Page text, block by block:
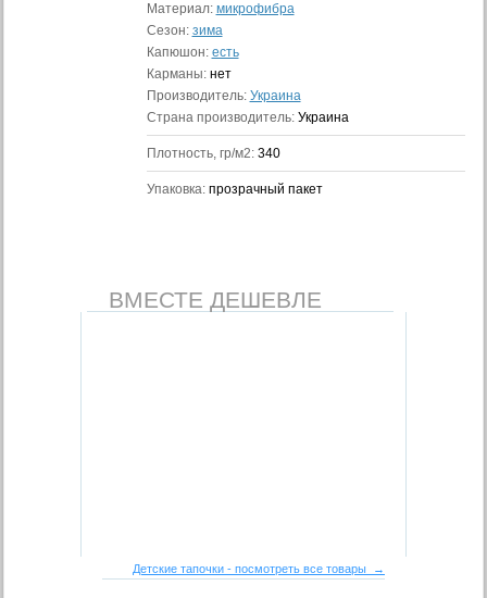
Материал: микрофибра
Сезон: зима
Капюшон: есть
Карманы: нет
Производитель: Украина
Страна производитель: Украина
Плотность, гр/м2: 340
Упаковка: прозрачный пакет
ВМЕСТЕ ДЕШЕВЛЕ
Детские тапочки - посмотреть все товары →